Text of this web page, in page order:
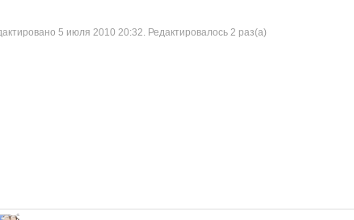
5 июля 2010 20:32. Редактировалось 2 раз(а)